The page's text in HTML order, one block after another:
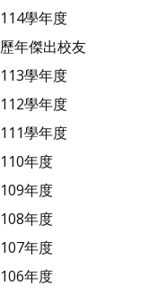
114學年度
歷年傑出校友
113學年度
112學年度
111學年度
110年度
109年度
108年度
107年度
106年度